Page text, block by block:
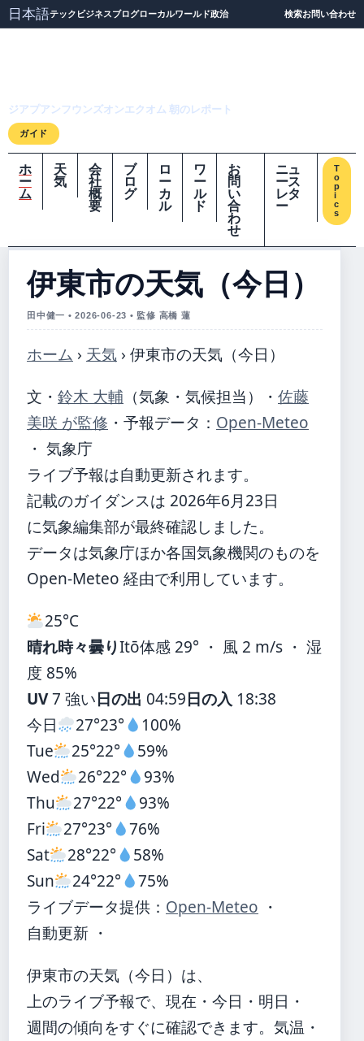
日本語テック ビジネスブログローカルワールド政治 検索お問い合わせ
ジアプアンフウンズオンエクオム 朝のレポート
ガイド
ホ
ー
ム
天
気
会
社
概
要
ブ
ロ
グ
ロ
ー
カ
ル
ワ
ー
ル
ド
お
問
い
合
わ
せ
ニュ
ース
レタ
ー
T
o
p
i
c
s
伊東市の天気（今日）
田中健一 • 2026-06-23 • 監修 高橋 蓮
ホーム › 天気 › 伊東市の天気（今日）
文・ 鈴木 大輔 （気象・気候担当） ・ 佐藤
美咲 が監修 ・ 予報データ： Open-Meteo
・ 気象庁
ライブ予報は自動更新されます。
記載のガイダンスは 2026年6月23日
に気象編集部が最終確認しました。
データは気象庁ほか各国気象機関のものを
Open-Meteo 経由で利用しています。
25°C
晴れ時々曇りItō体感 29° ・ 風 2 m/s ・ 湿
度 85%
UV7 強い日の出 04:59日の入 18:38
今日
27°23°
100%
Tue
25°22°
59%
Wed
26°22°
93%
Thu
27°22°
93%
Fri
27°23°
76%
Sat
28°22°
58%
Sun
24°22°
75%
ライブデータ提供： Open-Meteo ・
自動更新 ・
伊東市の天気（今日）は、
上のライブ予報で、現在・今日・明日・
週間の傾向をすぐに確認できます。気温・